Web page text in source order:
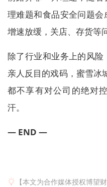
理难题和食品安全问题
增速放缓，关店、存货等
除了行业和业务上的风险
亲人反目的戏码，蜜雪冰
都不享有对公司的绝对
汗。
— END —
【本文为合作媒体授权博望